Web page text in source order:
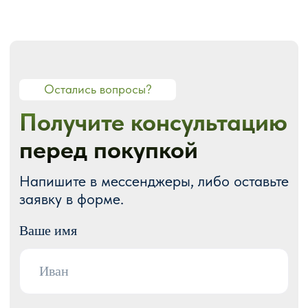
О нас Портфолио
Блог Акции
ГОТОВЫЕ РЕШЕНИЯ
Готовые многостраничные сайты